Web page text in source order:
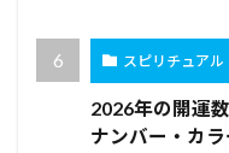
スピリチュアル
2026年の開運
ナンバー・カ